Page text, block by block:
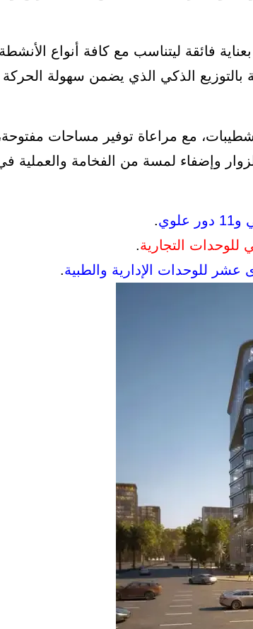
فائقة ليتناسب مع كافة أنواع الأنشطة
بالتوزيع الذكي الذي يضمن سهولة الحركة
مع مراعاة توفير مساحات مفتوحة،
وإضفاء لمسة من الفخامة
.
للوحدات التجارية.
عشر للوحدات الإدارية والطبية.